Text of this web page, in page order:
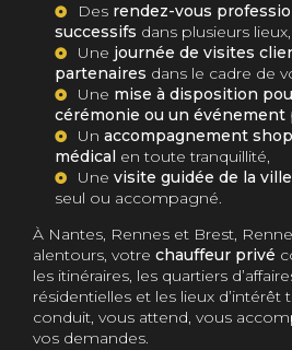
Des rendez-vous
successifs dans plusieurs lieux,
Une journée de visites
partenaires dans le cadre de
Une mise à disposition
cérémonie ou un événement
Un accompagnement
médical en toute tranquillité,
Une visite guidée de la
seul ou accompagné.
À Nantes, Rennes et Brest,
alentours, votre chauffeur privé
les itinéraires, les quartiers
résidentielles et les lieux d’intérêt
conduit, vous attend, vous
vos demandes.